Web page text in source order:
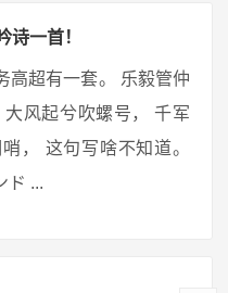
诗一首！
高超有一套。 乐毅管仲
风起兮吹螺号， 千军
， 这句写啥不知道。
ド ...